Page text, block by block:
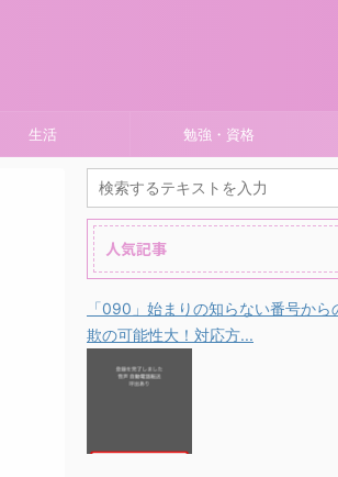
生活 勉強・資格
人気記事
「090」始まりの知らない番号から
欺の可能性大！対応方...